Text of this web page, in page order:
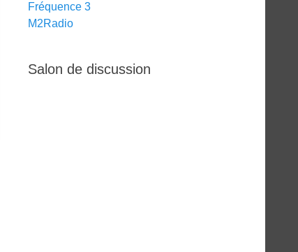
Fréquence 3
M2Radio
Salon de discussion